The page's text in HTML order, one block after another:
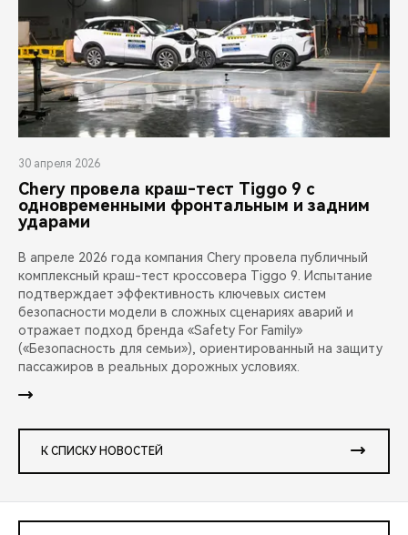
30 апреля 2026
Chery провела краш-тест Tiggo 9 с
одновременными фронтальным и задним
ударами
В апреле 2026 года компания Chery провела публичный
комплексный краш-тест кроссовера Tiggo 9. Испытание
подтверждает эффективность ключевых систем
безопасности модели в сложных сценариях аварий и
отражает подход бренда «Safety For Family»
(«Безопасность для семьи»), ориентированный на защиту
пассажиров в реальных дорожных условиях.
К СПИСКУ НОВОСТЕЙ